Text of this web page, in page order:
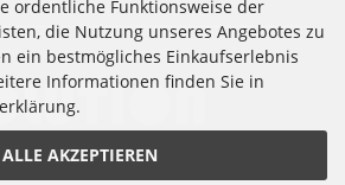
ordentliche Funktionsweise der
die Nutzung unseres Angebotes zu
ein bestmögliches Einkaufserlebnis
Informationen finden Sie in
ALLE AKZEPTIEREN